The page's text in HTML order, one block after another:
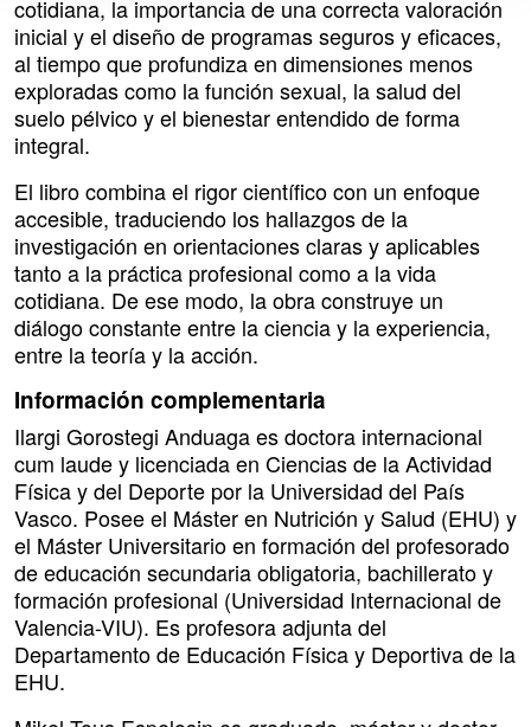
cotidiana, la importancia de una correcta valoración
inicial y el diseño de programas seguros y eficaces,
al tiempo que profundiza en dimensiones menos
exploradas como la función sexual, la salud del
suelo pélvico y el bienestar entendido de forma
integral.
El libro combina el rigor científico con un enfoque
accesible, traduciendo los hallazgos de la
investigación en orientaciones claras y aplicables
tanto a la práctica profesional como a la vida
cotidiana. De ese modo, la obra construye un
diálogo constante entre la ciencia y la experiencia,
entre la teoría y la acción.
Información complementaria
Ilargi Gorostegi Anduaga es doctora internacional
cum laude y licenciada en Ciencias de la Actividad
Física y del Deporte por la Universidad del País
Vasco. Posee el Máster en Nutrición y Salud (EHU) y
el Máster Universitario en formación del profesorado
de educación secundaria obligatoria, bachillerato y
formación profesional (Universidad Internacional de
Valencia-VIU). Es profesora adjunta del
Departamento de Educación Física y Deportiva de la
EHU.